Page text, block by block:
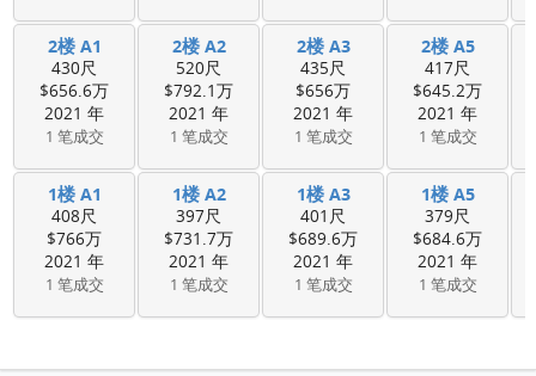
2楼 A1
430尺
$656.6万
2021 年
1 笔成交
2楼 A2
520尺
$792.1万
2021 年
1 笔成交
2楼 A3
435尺
$656万
2021 年
1 笔成交
2楼 A5
417尺
$645.2万
2021 年
1 笔成交
1楼 A1
408尺
$766万
2021 年
1 笔成交
1楼 A2
397尺
$731.7万
2021 年
1 笔成交
1楼 A3
401尺
$689.6万
2021 年
1 笔成交
1楼 A5
379尺
$684.6万
2021 年
1 笔成交